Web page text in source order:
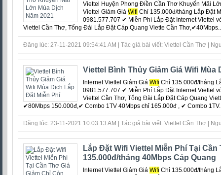
Viettel Huyện Phong Điền Cần Thơ Khuyến Mãi
Viettel Giảm Giá Wifi Chỉ 135.000đ/tháng Lắp
0981.577.707 ✔ Miễn Phí Lắp Đặt Internet Viettel
Viettel Cần Thơ, Tổng Đài Lắp Đặt Cáp Quang Viette Cần
Đăng lúc: 27-11-2021 09:54:41 AM | Tác giả bài viết: Viettel Cần Thơ |
Viettel Bình Thủy Giảm Giá Wifi Mùa
Internet Viettel Giảm Giá Wifi Chỉ 135.000đ/tháng
0981.577.707 ✔ Miễn Phí Lắp Đặt Internet Viettel
Viettel Cần Thơ, Tổng Đài Lắp Đặt Cáp Quang
✔80Mbps 150.000đ,✔ Combo 1TV 40Mbps chỉ 165.000đ , ✔ Combo
Đăng lúc: 23-11-2021 10:03:13 AM | Tác giả bài viết: Viettel Cần Thơ |
Lắp Đặt Wifi Viettel Miễn Phí Tại Cần
135.000đ/tháng 40Mbps Cáp Quang
Internet Viettel Giảm Giá Wifi Chỉ 135.000đ/tháng